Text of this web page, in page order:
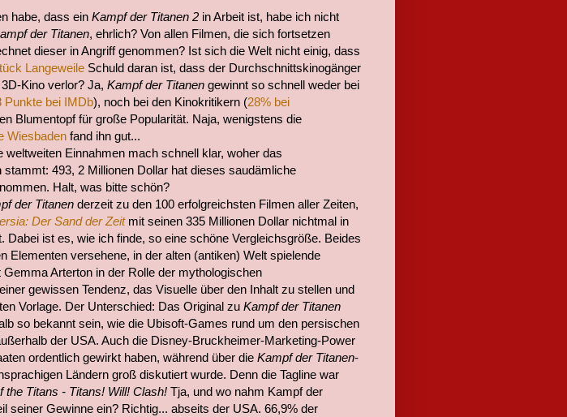
habe, dass ein Kampf der Titanen 2 in Arbeit ist, habe ich nicht
der Titanen, ehrlich? Von allen Filmen, die sich fortsetzen
dieser in Angriff genommen? Ist sich die Welt nicht einig, dass
Langeweile Schuld daran ist, dass der Durchschnittskinogänger
Kino verlor? Ja, Kampf der Titanen gewinnt so schnell weder bei
Punkte bei IMDb), noch bei den Kinokritikern (28% bei
Blumentopf für große Popularität. Naja, wenigstens die
Wiesbaden fand ihn gut...
weltweiten Einnahmen mach schnell klar, woher das
stammt: 493, 2 Millionen Dollar hat dieses saudämliche
Halt, was bitte schön?
der Titanen derzeit zu den 100 erfolgreichsten Filmen aller Zeiten,
Der Sand der Zeitmit seinen 335 Millionen Dollar nichtmal in
Dabei ist es, wie ich finde, so eine schöne Vergleichsgröße. Beides
Elementen versehene, in der alten (antiken) Welt spielende
Arterton in der Rolle der mythologischen
gewissen Tendenz, das Visuelle über den Inhalt zu stellen und
Vorlage. Der Unterschied: Das Original zu Kampf der Titanen
so bekannt sein, wie die Ubisoft-Games rund um den persischen
der USA. Auch die Disney-Bruckheimer-Marketing-Power
ordentlich gewirkt haben, während über die Kampf der Titanen-
Ländern groß diskutiert wurde. Denn die Tagline war
the Titans - Titans! Will! Clash! Tja, und wo nahm Kampf der
seiner Gewinne ein? Richtig... abseits der USA. 66,9% der